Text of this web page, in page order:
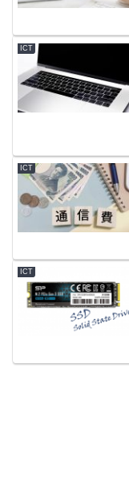
ICT
ICT
ICT